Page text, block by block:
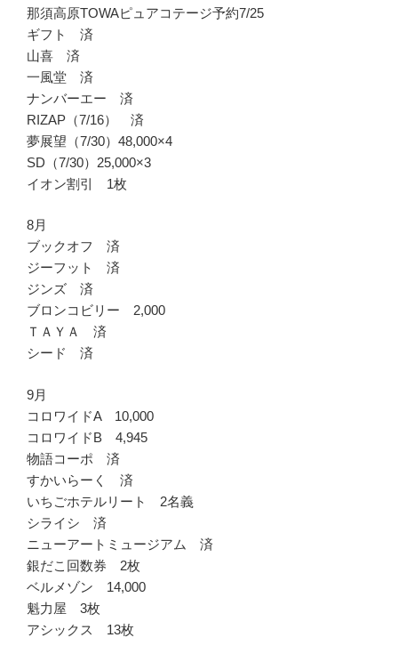
那須高原TOWAピュアコテージ予約7/25
ギフト 済
山喜 済
一風堂 済
ナンバーエー 済
RIZAP（7/16） 済
夢展望（7/30）48,000×4
SD（7/30）25,000×3
イオン割引 1枚
8月
ブックオフ 済
ジーフット 済
ジンズ 済
ブロンコビリー 2,000
ＴＡＹＡ 済
シード 済
9月
コロワイドA 10,000
コロワイドB 4,945
物語コーポ 済
すかいらーく 済
いちごホテルリート 2名義
シライシ 済
ニューアートミュージアム 済
銀だこ回数券 2枚
ベルメゾン 14,000
魁力屋 3枚
アシックス 13枚